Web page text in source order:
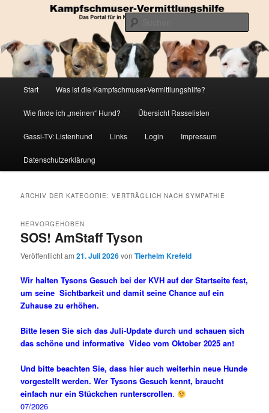
springen
springenKampfschmuser-Vermittlungshilfe
Die Datenbank für in Not geratene Listenhunde
Start Was ist die Kampfschmuser-Vermittlungshilfe?
Wie finde ich „meinen“ Hund? Übersicht Rasselisten
Gassi-TV: Listenhund Links Login Impressum
Datenschutzerklärung
ARCHIV DER KATEGORIE:VERTRÄGLICH NACH SYMPATHIE
SOS! AmStaff Tyson
HERVORGEHOBEN
Veröffentlicht am21. Juli 2026vonTierheim Krefeld
Wir halten Tysons Gesuch bei der KVH auf der Startseite fest,
um seine Sichtbarkeit und damit seine Chance auf ein
Zuhause zu erhöhen.
Bitte lesen Sie sich das Juli-Update durch und schauen sich
das schöne und informative Video vom Oktober 2025 an!
Und bitte beachten Sie, dass hier auch weiterhin neue Hunde
vorgestellt werden. Wer Tysons Gesuch kennt, braucht
einfach nur ein Stückchen runterscrollen.
07/2026